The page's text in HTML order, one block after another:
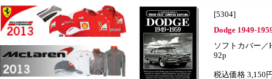
[5304]
Dodge 1949-
ソフトカバー／
92p
税込価格 3,150